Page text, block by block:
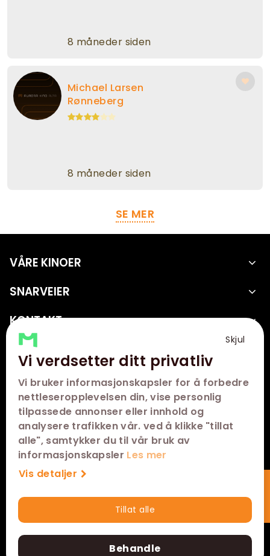
Skjul
Vi verdsetter ditt privatliv
Vi bruker informasjonskapsler for å forbedre
nettleseropplevelsen din, vise personlig
tilpassede annonser eller innhold og
analysere trafikken vår. ved å klikke "tillat
alle", samtykker du til vår bruk av
informasjonskapsler Les mer
Vis detaljer
Tillat alle
Behandle
8 måneder siden
Michael Larsen
Rønneberg
8 måneder siden
SE MER
VÅRE KINOER
SNARVEIER
KONTAKT
FØLG OSS
Abonner på nyhetsbrev
Utviklet med